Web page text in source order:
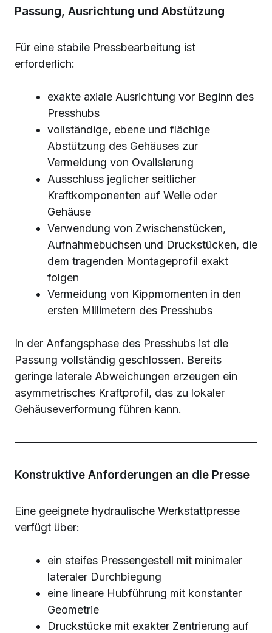
Passung, Ausrichtung und Abstützung
Für eine stabile Pressbearbeitung ist
erforderlich:
exakte axiale Ausrichtung vor Beginn des
Presshubs
vollständige, ebene und flächige
Abstützung des Gehäuses zur
Vermeidung von Ovalisierung
Ausschluss jeglicher seitlicher
Kraftkomponenten auf Welle oder
Gehäuse
Verwendung von Zwischenstücken,
Aufnahmebuchsen und Druckstücken, die
dem tragenden Montageprofil exakt
folgen
Vermeidung von Kippmomenten in den
ersten Millimetern des Presshubs
In der Anfangsphase des Presshubs ist die
Passung vollständig geschlossen. Bereits
geringe laterale Abweichungen erzeugen ein
asymmetrisches Kraftprofil, das zu lokaler
Gehäuseverformung führen kann.
Konstruktive Anforderungen an die Presse
Eine geeignete hydraulische Werkstattpresse
verfügt über:
ein steifes Pressengestell mit minimaler
lateraler Durchbiegung
eine lineare Hubführung mit konstanter
Geometrie
Druckstücke mit exakter Zentrierung auf